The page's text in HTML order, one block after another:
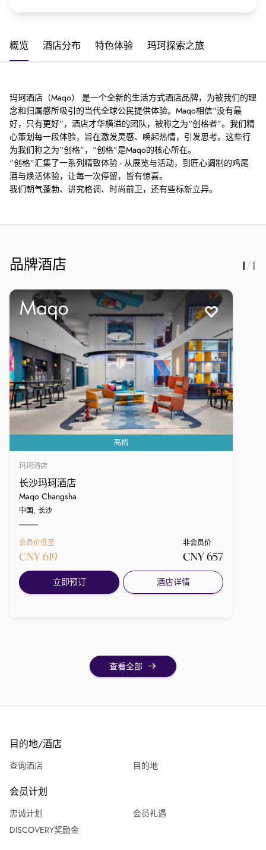
概览 酒店分布 特色体验 玛珂探索之旅
玛珂酒店（Maqo） 是一个全新的生活方式酒店品牌，为被我们的理
念和归属感所吸引的当代全球公民提供体验。Maqo相信“没有最
好，只有更好”，酒店才华横溢的团队，被称之为“创格者”。我们精
心策划每一段体验，旨在激发灵感、唤起热情，引发思考。这些行
为我们称之为“创格”，“创格”是Maqo的核心所在。
“创格”汇集了一系列精致体验 - 从展览与活动，到匠心调制的鸡尾
酒与焕活体验，让每一次停留，皆有惊喜。
我们朝气蓬勃、讲究格调、时尚前卫，还有些标新立异。
品牌酒店 1/1
高档
玛珂酒店
长沙玛珂酒店
Maqo Changsha
中国, 长沙
会员价低至
CNY 619
非会员价
CNY 657
立即预订 酒店详情
查看全部
目的地/酒店
查询酒店 目的地
会员计划
忠诚计划
会员礼遇
DISCOVERY奖励金